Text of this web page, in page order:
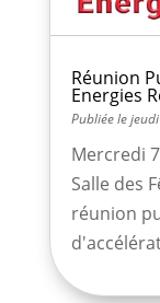
Réunion
Energies
Mercredi
Salle des
réunion